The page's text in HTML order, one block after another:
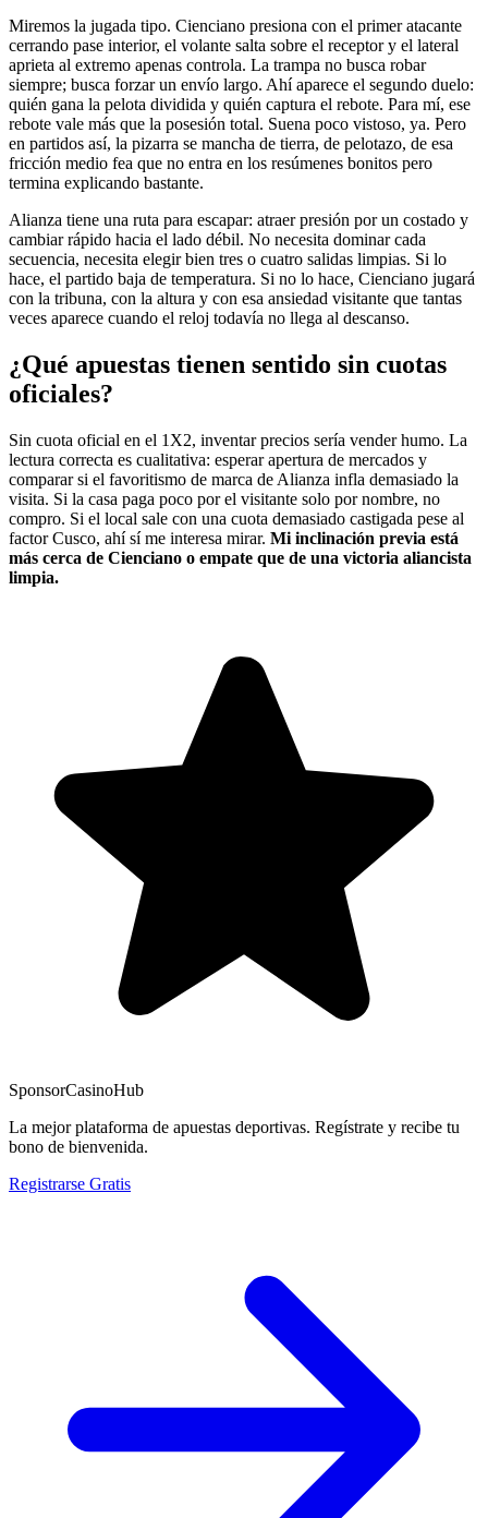
Miremos la jugada tipo. Cienciano presiona con el primer atacante
cerrando pase interior, el volante salta sobre el receptor y el lateral
aprieta al extremo apenas controla. La trampa no busca robar
siempre; busca forzar un envío largo. Ahí aparece el segundo duelo:
quién gana la pelota dividida y quién captura el rebote. Para mí, ese
rebote vale más que la posesión total. Suena poco vistoso, ya. Pero
en partidos así, la pizarra se mancha de tierra, de pelotazo, de esa
fricción medio fea que no entra en los resúmenes bonitos pero
termina explicando bastante.
Alianza tiene una ruta para escapar: atraer presión por un costado y
cambiar rápido hacia el lado débil. No necesita dominar cada
secuencia, necesita elegir bien tres o cuatro salidas limpias. Si lo
hace, el partido baja de temperatura. Si no lo hace, Cienciano jugará
con la tribuna, con la altura y con esa ansiedad visitante que tantas
veces aparece cuando el reloj todavía no llega al descanso.
¿Qué apuestas tienen sentido sin cuotas
oficiales?
Sin cuota oficial en el 1X2, inventar precios sería vender humo. La
lectura correcta es cualitativa: esperar apertura de mercados y
comparar si el favoritismo de marca de Alianza infla demasiado la
visita. Si la casa paga poco por el visitante solo por nombre, no
compro. Si el local sale con una cuota demasiado castigada pese al
factor Cusco, ahí sí me interesa mirar. Mi inclinación previa está
más cerca de Cienciano o empate que de una victoria aliancista
limpia.
SponsorCasinoHub
La mejor plataforma de apuestas deportivas. Regístrate y recibe tu
bono de bienvenida.
Registrarse Gratis